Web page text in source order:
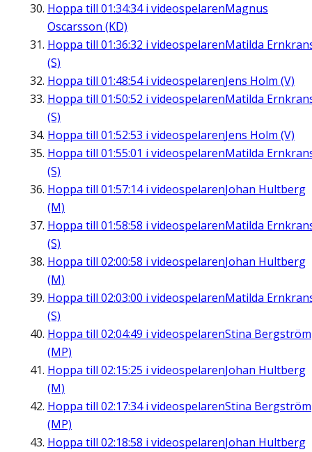
Hoppa till 01:34:34i videospelarenMagnus
Oscarsson (KD)
Hoppa till 01:36:32 i videospelarenMatilda
(S)
Hoppa till 01:48:54i videospelarenJens Holm (V)
Hoppa till 01:50:52 i videospelarenMatilda
(S)
Hoppa till 01:52:53 i videospelarenJens Holm (V)
Hoppa till 01:55:01 i videospelarenMatilda
(S)
Hoppa till 01:57:14i videospelarenJohan Hultberg
(M)
Hoppa till 01:58:58 i videospelarenMatilda
(S)
Hoppa till 02:00:58 i videospelarenJohan Hultberg
(M)
Hoppa till 02:03:00 i videospelarenMatilda
(S)
Hoppa till 02:04:49 i videospelarenStina Bergström
(MP)
Hoppa till 02:15:25 i videospelarenJohan Hultberg
(M)
Hoppa till 02:17:34i videospelarenStina Bergström
(MP)
Hoppa till 02:18:58 i videospelarenJohan Hultberg